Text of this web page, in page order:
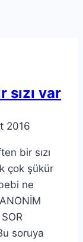
sızı var
2016
bir sızı
çok şükür
ne
soruya